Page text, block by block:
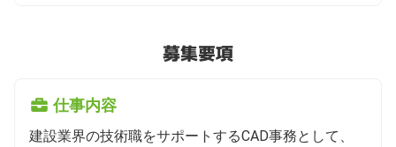
募集要項
仕事内容
建設業界の技術職をサポートするCAD事務として、